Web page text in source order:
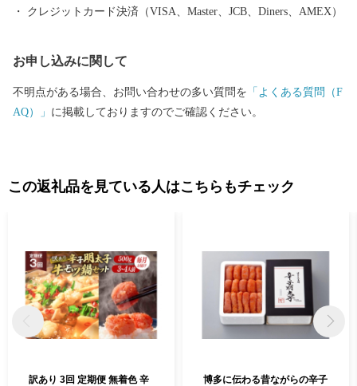
クレジットカード決済（VISA、Master、JCB、Diners、AMEX）
お申し込みに関して
不明点がある場合、お問い合わせの多い質問を 「よくある質問（F
AQ）」 に掲載しておりますのでご確認ください。
この返礼品を見ている人はこちらもチェック
訳あり 3回 定期便 無着色 辛
博多に伝わる昔ながらの辛子